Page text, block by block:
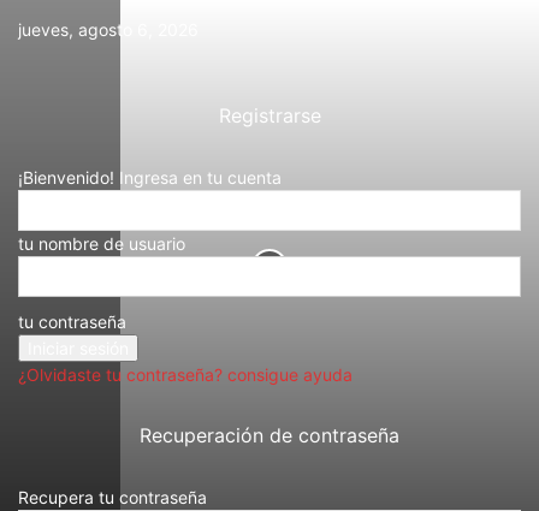
jueves, agosto 6, 2026
Registrarse
¡Bienvenido! Ingresa en tu cuenta
tu nombre de usuario
tu contraseña
¿Olvidaste tu contraseña? consigue ayuda
Recuperación de contraseña
Recupera tu contraseña